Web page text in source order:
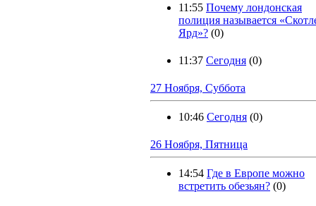
11:55 Почему лондонская
полиция называется
Ярд»? (0)
11:37 Сегодня (0)
27 Ноября, Суббота
10:46 Сегодня (0)
26 Ноября, Пятница
14:54 Где в Европе можно
встретить обезьян? (0)